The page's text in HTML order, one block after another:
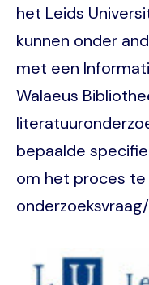
het Leids
kunnen onder
met een
Walaeus
bepaalde
om het proces te
Image